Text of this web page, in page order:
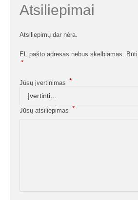
Atsiliepimai
Atsiliepimų dar nėra.
El. pašto adresas nebus skelbiamas.
*
Jūsų įvertinimas *
Jūsų atsiliepimas *